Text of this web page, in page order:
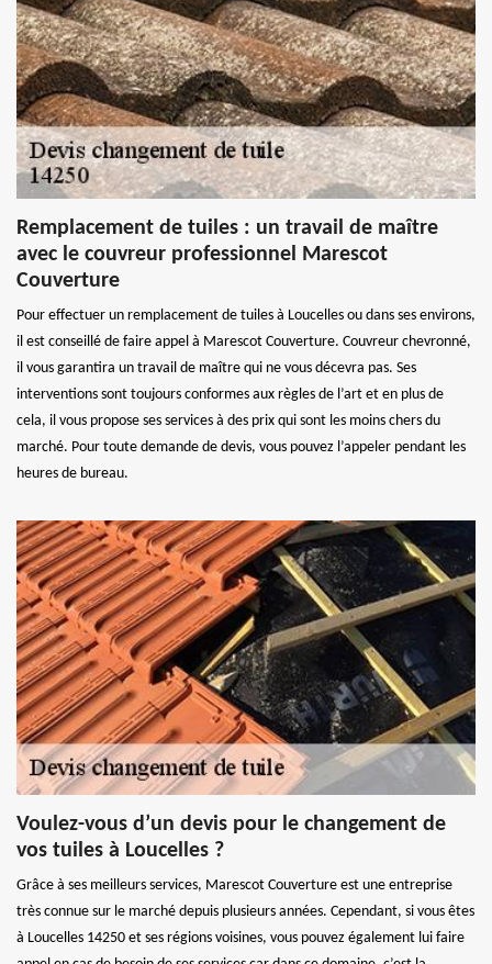
Remplacement de tuiles : un travail de maître
avec le couvreur professionnel Marescot
Couverture
Pour effectuer un remplacement de tuiles à Loucelles ou dans ses environs,
il est conseillé de faire appel à Marescot Couverture. Couvreur chevronné,
il vous garantira un travail de maître qui ne vous décevra pas. Ses
interventions sont toujours conformes aux règles de l’art et en plus de
cela, il vous propose ses services à des prix qui sont les moins chers du
marché. Pour toute demande de devis, vous pouvez l’appeler pendant les
heures de bureau.
Voulez-vous d’un devis pour le changement de
vos tuiles à Loucelles ?
Grâce à ses meilleurs services, Marescot Couverture est une entreprise
très connue sur le marché depuis plusieurs années. Cependant, si vous êtes
à Loucelles 14250 et ses régions voisines, vous pouvez également lui faire